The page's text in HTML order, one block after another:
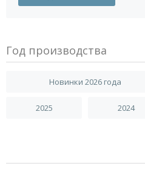
Год производства
Новинки 2026 года
2025 2024